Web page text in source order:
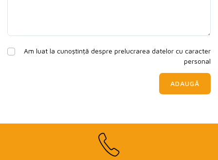
Am luat la cunoștință despre prelucrarea datelor cu caracter
personal
ADAUGĂ